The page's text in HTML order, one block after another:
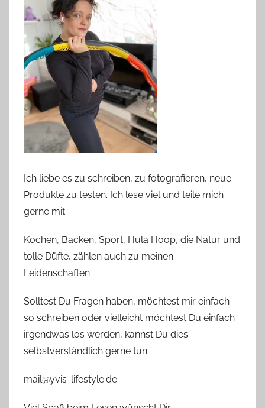
Ich liebe es zu schreiben, zu fotografieren, neue
Produkte zu testen. Ich lese viel und teile mich
gerne mit.
Kochen, Backen, Sport, Hula Hoop, die Natur und
tolle Düfte, zählen auch zu meinen
Leidenschaften.
Solltest Du Fragen haben, möchtest mir einfach
so schreiben oder vielleicht möchtest Du einfach
irgendwas los werden, kannst Du dies
selbstverständlich gerne tun.
mail@yvis-lifestyle.de